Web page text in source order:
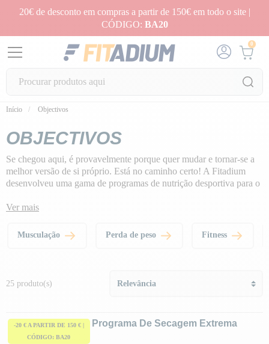
20€ de desconto em compras a partir de 150€ em todo o site |
CÓDIGO: BA20
0
Início Objectivos
OBJECTIVOS
Se chegou aqui, é provavelmente porque quer mudar e tornar-se a
melhor versão de si próprio. Está no caminho certo! A Fitadium
desenvolveu uma gama de programas de nutrição desportiva para o
peso, performance ou bem-estar!
Ver mais
Musculação Perda de peso Fitness
25 produto(s)
-20 € A PARTIR DE 150 € |
CÓDIGO: BA20
Programa De Secagem Extrema